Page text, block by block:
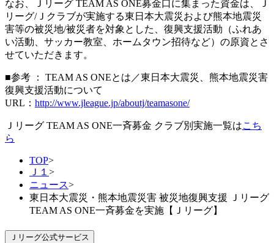
なお、Ｊリーグ TEAM AS ONE募金口に集まった資金は、Ｊ
リーグ/Ｊクラブが実施する東日本大震災および熊本地震災
害等の被災地/被災者を対象とした、復興支援活動（ふれあ
い活動、サッカー教室、ホームタウン招待など）の原資とさ
せていただきます。
■参考 ： TEAM AS ONEとは／東日本大震災、熊本地震災害
復興支援活動について
URL： http://www.jleague.jp/aboutj/teamasone/
Ｊリーグ TEAM AS ONE一斉募金 クラブ別実施一覧はこち
ら
TOP>
Ｊ１ >
ニュース>
東日本大震災・熊本地震災害 被災地復興支援 Ｊリーグ
TEAM AS ONE一斉募金を実施【Ｊリーグ】
Ｊリーグ公式サービス